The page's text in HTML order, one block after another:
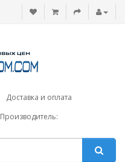
Доставка и оплата
Производитель: